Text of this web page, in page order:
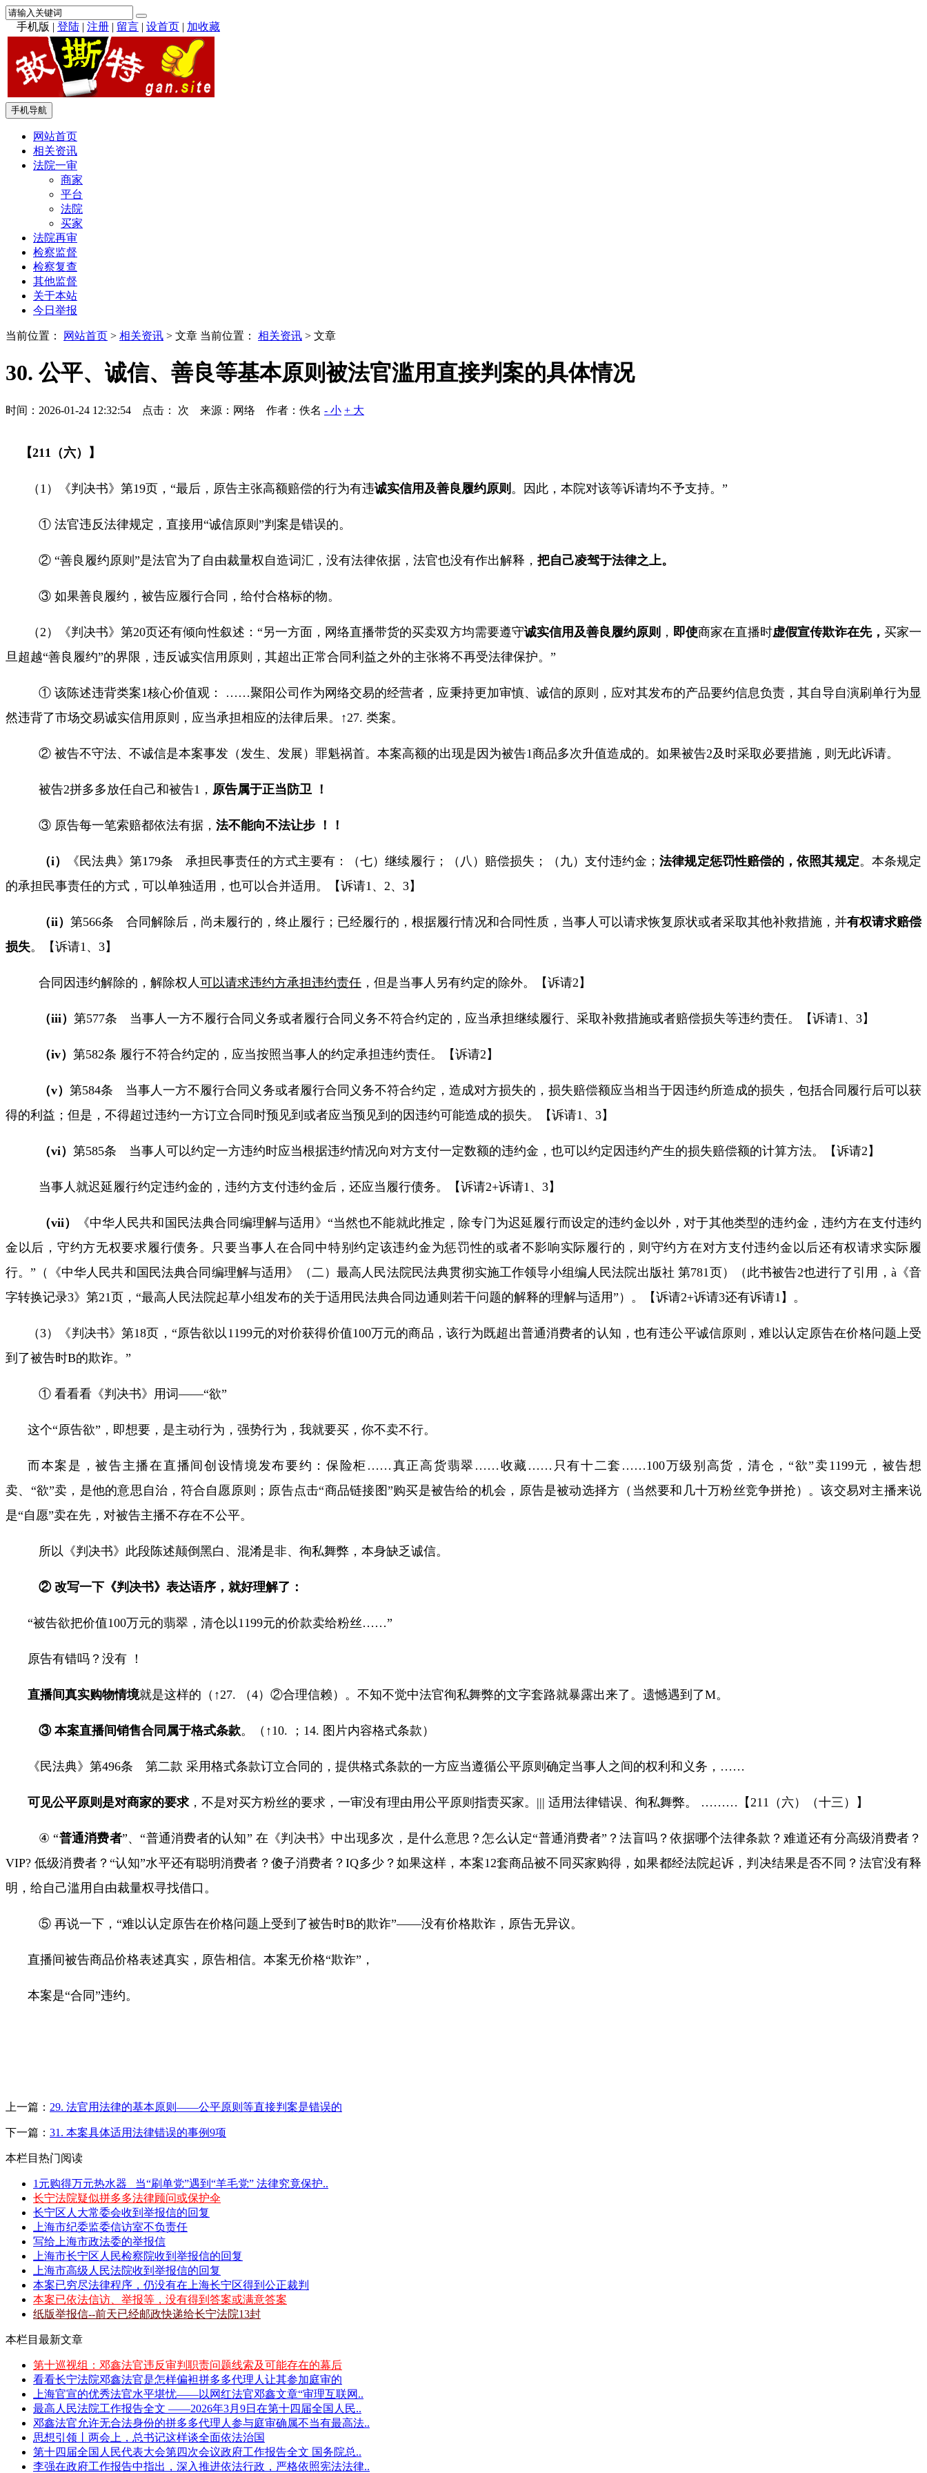
手机版 | 登陆 | 注册 | 留言 | 设首页 | 加收藏
手机导航
网站首页
相关资讯
法院一审
商家
平台
法院
买家
法院再审
检察监督
检察复查
其他监督
关于本站
今日举报
当前位置： 网站首页 > 相关资讯 > 文章 当前位置： 相关资讯 > 文章
30. 公平、诚信、善良等基本原则被法官滥用直接判案的具体情况
时间：2026-01-24 12:32:54 点击： 次 来源：网络 作者：佚名 - 小 + 大
【211 （六）】
（ 1 ）《判决书》第19页， “最后，原告主张高额赔偿的行为有违诚实信用及善良履约原则 。因此，本院对该等诉请均不予支持。 ”
① 法官违反法律规定，直接用“诚信原则”判案是错误的。
② “善良履约原则 ”是法官为了自由裁量权自造词汇，没有法律依据，法官也没有作出解释， 把自己凌驾于法律之上。
③ 如果善良履约，被告应履行合同，给付合格标的物。
（ 2 ）《判决书》第20页还有倾向性叙述：“另一方面，网络直播带货的买卖双方均需要遵守诚实信用及善良履约原则 ， 即使商家在直播时虚假宣传欺诈在先，买家一
旦超越“善良履约”的界限，违反诚实信用原则，其超出正常合同利益之外的主张将不再受法律保护。”
① 该陈述违背类案1核心价值观： ……聚阳公司作为网络交易的经营者，应秉持更加审慎、诚信的原则，应对其发布的产品要约信息负责，其自导自演刷单行为显
然违背了市场交易诚实信用原则，应当承担相应的法律后果。↑27. 类案。
② 被告不守法、不诚信是本案事发（发生、发展）罪魁祸首。本案高额的出现是因为被告1商品多次升值造成的。如果被告2及时采取必要措施，则无此诉请。
被告2拼多多放任自己和被告1 ， 原告属于正当防卫 ！
③ 原告每一笔索赔都依法有据， 法不能向不法让步 ！！
（i） 《民法典》第179条 承担民事责任的方式主要有：（七）继续履行；（八） 赔偿损失 ；（九） 支付违约金 ；法律规定惩罚性赔偿的，依照其规定。本条规定
的承担民事责任的方式，可以单独适用，也可以合并适用。【诉请1 、 2、 3】
（ii）第566条 合同解除后，尚未履行的，终止履行；已经履行的，根据履行情况和合同性质，当事人可以请求恢复原状或者采取其他补救措施，并有权请求赔偿
损失。【诉请1 、 3】
合同因违约解除的，解除权人 可以请求违约方承担违约责任 ，但是当事人另有约定的除外。【诉请2 】
（iii） 第577条 当事人一方不履行合同义务或者履行合同义务不符合约定的，应当承担继续履行、采取补救措施或者赔偿损失等违约责任。【诉请1 、 3】
（iv） 第582条 履行不符合约定的，应当按照当事人的约定承担违约责任。【诉请2 】
（v）第584条 当事人一方不履行合同义务或者履行合同义务不符合约定，造成对方损失的，损失赔偿额应当相当于因违约所造成的损失，包括合同履行后可以获
得的利益 ；但是，不得超过违约一方订立合同时预见到或者应当预见到的因违约可能造成的损失。【诉请1 、 3】
（vi） 第585条 当事人可以约定一方违约时应当根据违约情况向对方支付一定数额的违约金 ，也可以约定因违约产生的损失赔偿额的计算方法。【诉请2 】
当事人就迟延履行约定违约金的，违约方支付违约金后，还应当履行债务。【诉请2+诉请1 、 3】
（vii） 《中华人民共和国民法典合同编理解与适用 》“当然也不能就此推定，除专门为迟延履行而设定的违约金以外，对于其他类型的违约金，违约方在支付违约
金以后，守约方无权要求履行债务。
只要当事人在合同中特别约定该违约金为惩罚性的或者不影响实际履行的，则守约方在对方支付违约金以后还有权请求实际履
行。”（《中华人民共和国民法典合同编理解与适用 》（二）最高人民法院民法典贯彻实施工作领导小组编人民法院出版社 第781 页）（此书被告2也进行了引用， à 《音
字转换记录3》第21页，“最高人民法院起草小组发布的关于适用民法典合同边通则若干问题的解释的理解与适用”）。【诉请2+诉请3还有诉请1 】。
（3）《判决书》第18页，“原告欲 以 1199元的对价获得价值100万元的商品，该行为既超出普通消费者的认知，也有违公平诚信原则，难以认定原告在价格问题上受
到了被告时B的欺诈。 ”
① 看看看《判决书》用词——“欲”
这个“原告欲”，即想要，是主动行为，强势行为，我就要买，你不卖不行。
而本案是，被告主播在直播间创设情境发布要约：保险柜 …… 真正高货翡翠 …… 收藏 …… 只有十二套 ……100万级别高货，清仓， “欲”卖1199元，被告想
卖、 “欲”卖，是他的意思自治 ，符合自愿原则 ；原告点击“商品链接图”购买是被告给的机会，原告是被动选择方（当然要和几十万粉丝竞争拼抢）。该交易对主播来说
是“自愿”卖在先，对被告主播不存在不公平。
所以《判决书》此段陈述颠倒黑白、混淆是非、徇私舞弊，本身缺乏诚信。
② 改写一下《判决书》表达语序，就好理解了：
“被告欲把价值100万元的翡翠，清仓以1199元的价款卖给粉丝……”
原告有错吗？没有 ！
直播间真实购物情境就是这样的（↑27. （4）②合理信赖）。不知不觉中法官徇私舞弊的文字套路就暴露出来了。遗憾遇到了M。
③ 本案直播间销售合同属于格式条款。（↑10. ； 14. 图片内容格式条款）
《民法典》第496条 第二款 采用格式条款订立合同的，提供格式条款的一方应当遵循公平原则 确定当事人之间的权利和义务， ……
可见公平原则 是对商家的要求 ，不是对买方粉丝的要求，一审没有理由用公平原则指责买家。 ||| 适用法律错误、徇私舞弊。 ……… 【 211 （六）（十三）】
④ “普通消费者”、“普通消费者的认知” 在《判决书》中出现多次，是什么意思？怎么认定“普通消费者”？法盲吗？依据哪个法律条款？难道还有分高级消费者？
VIP?低级消费者？“认知”水平还有聪明消费者？傻子消费者？IQ多少？如果这样，本案12套商品被不同买家购得，如果都经法院起诉，判决结果是否不同？法官没有释
明，给自己滥用自由裁量权寻找借口。
⑤ 再说一下，“难以认定原告在价格问题上受到了被告时B的欺诈”——没有价格欺诈，原告无异议。
直播间被告商品价格表述真实，原告相信。本案无价格“欺诈”，
本案是“合同”违约。
上一篇： 29. 法官用法律的基本原则——公平原则等直接判案是错误的
下一篇： 31. 本案具体适用法律错误的事例9项
本栏目热门阅读
1元购得万元热水器 _当“刷单党”遇到“羊毛党” 法律究竟保护..
长宁法院疑似拼多多法律顾问或保护伞
长宁区人大常委会收到举报信的回复
上海市纪委监委信访室不负责任
写给上海市政法委的举报信
上海市长宁区人民检察院收到举报信的回复
上海市高级人民法院收到举报信的回复
本案已穷尽法律程序，仍没有在上海长宁区得到公正裁判
本案已依法信访、举报等，没有得到答案或满意答案
纸版举报信--前天已经邮政快递给长宁法院13封
本栏目最新文章
第十巡视组：邓鑫法官违反审判职责问题线索及可能存在的幕后
看看长宁法院邓鑫法官是怎样偏袒拼多多代理人让其参加庭审的
上海官宣的优秀法官水平堪忧——以网红法官邓鑫文章“审理互联网..
最高人民法院工作报告全文 ——2026年3月9日在第十四届全国人民..
邓鑫法官允许无合法身份的拼多多代理人参与庭审确属不当有最高法..
思想引领丨两会上，总书记这样谈全面依法治国
第十四届全国人民代表大会第四次会议政府工作报告全文 国务院总..
李强在政府工作报告中指出，深入推进依法行政，严格依照宪法法律..